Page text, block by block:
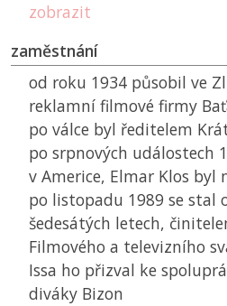
zobrazit
zaměstnání
od roku 1934 působil ve
reklamní filmové firmy
po válce byl ředitelem
po srpnových událostech
v Americe, Elmar Klos
po listopadu 1989 se stal
šedesátých letech,
Filmového a televizního
Issa ho přizval ke
diváky Bizon